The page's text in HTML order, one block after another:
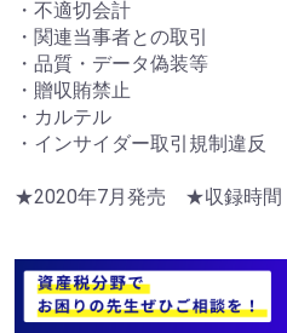
・不適切会計
・関連当事者との取引
・品質・データ偽装等
・贈収賄禁止
・カルテル
・インサイダー取引規制違反
★2020年7月発売 ★収録時間